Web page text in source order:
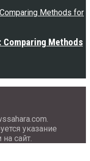
Comparing Methods
указание
сайт.